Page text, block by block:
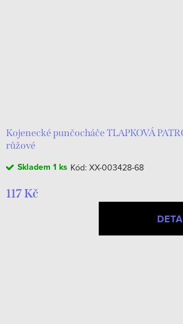
Kojenecké punčocháče TLAPKOVÁ
růžové
Skladem 1 ks Kód: XX-003428-68
117 Kč